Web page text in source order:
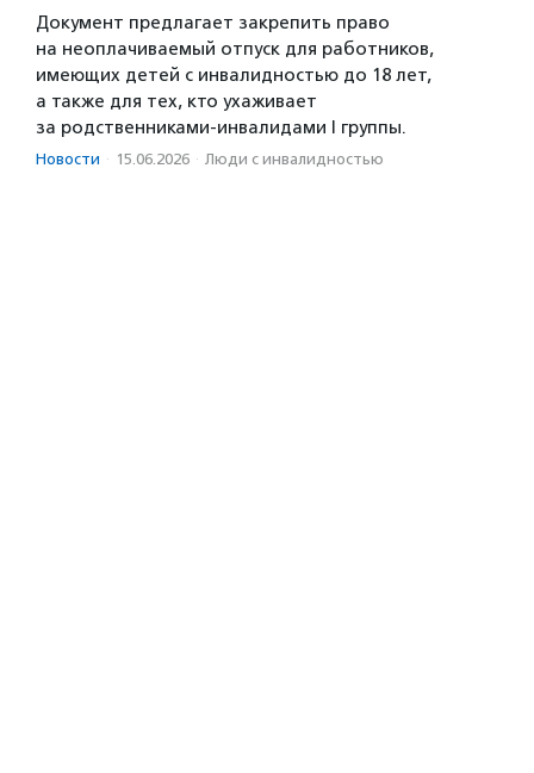
Документ предлагает закрепить право
на неоплачиваемый отпуск для работников,
имеющих детей с инвалидностью до 18 лет,
а также для тех, кто ухаживает
за родственниками-инвалидами I группы.
Новости · 15.06.2026 · Люди с инвалидностью